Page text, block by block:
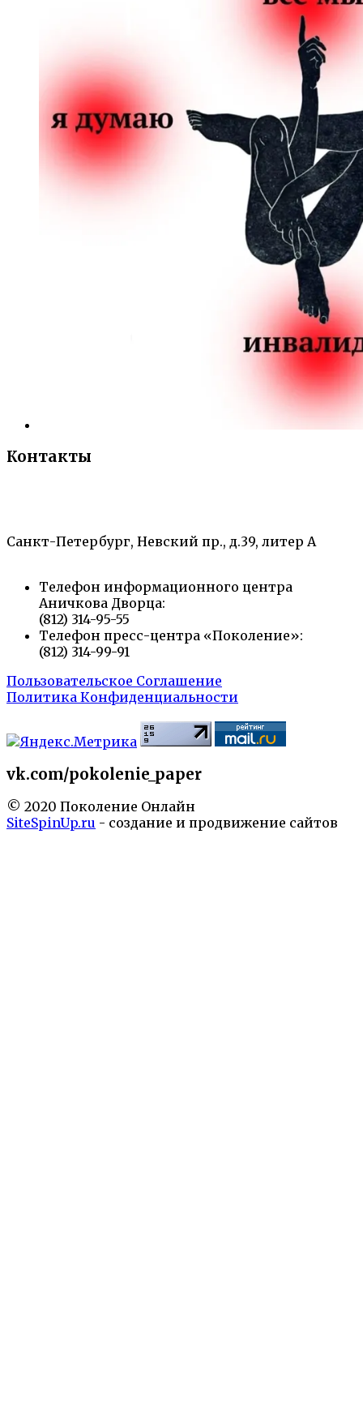
Контакты
Санкт-Петербург, Невский пр., д.39, литер А
Телефон информационного центра
Аничкова Дворца:
(812) 314-95-55
Телефон пресс-центра «Поколение»:
(812) 314-99-91
Пользовательское Соглашение
Политика Конфиденциальности
vk.com/pokolenie_paper
© 2020 Поколение Онлайн
SiteSpinUp.ru - создание и продвижение сайтов